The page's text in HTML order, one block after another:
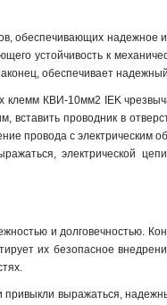
обеспечивающих надежное
устойчивость к
обеспечивает
клемм КВИ-10мм2 IEK
вставить проводник в
провода с
электрической
и долговечностью.
их безопасное
выражаться,